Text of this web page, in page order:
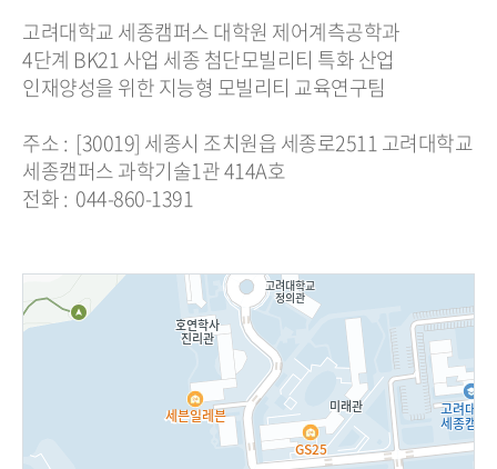
고려대학교 세종캠퍼스 대학원 제어계측공학과
4단계 BK21 사업 세종 첨단모빌리티 특화 산업
인재양성을 위한 지능형 모빌리티 교육연구팀
주소 : [30019] 세종시 조치원읍 세종로2511 고려대학교
세종캠퍼스 과학기술1관 414A호
전화 : 044-860-1391